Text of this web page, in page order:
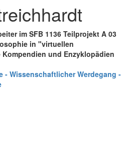
im SFB 1136 Teilprojekt A 03
in "virtuellen
und Enzyklopädien
- Wissenschaftlicher Werdegang -